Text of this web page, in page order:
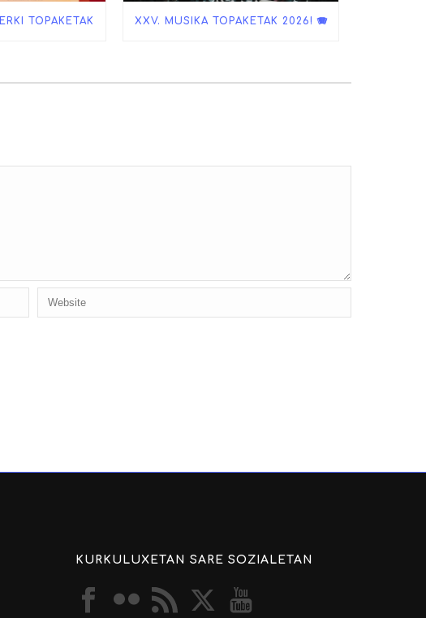
TOPAKETAK XXV. MUSIKA TOPAKETAK 2026! 🪗
KURKULUXETAN SARE SOZIALETAN